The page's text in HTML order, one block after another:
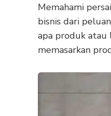
Memahami
bisnis dari
apa produk atau
memasarkan